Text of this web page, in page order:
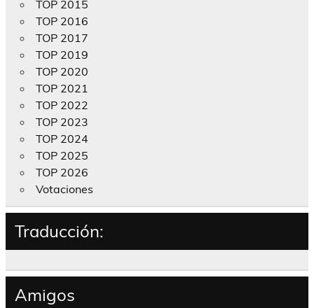
TOP 2015
TOP 2016
TOP 2017
TOP 2019
TOP 2020
TOP 2021
TOP 2022
TOP 2023
TOP 2024
TOP 2025
TOP 2026
Votaciones
Traducción:
Amigos